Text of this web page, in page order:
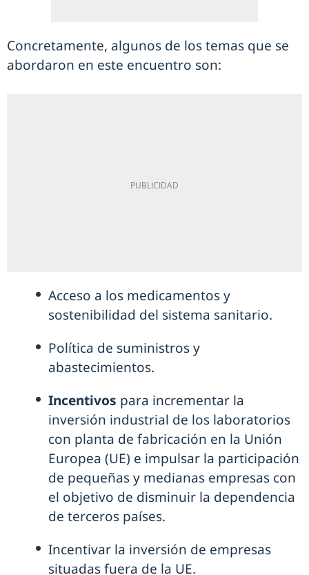
Concretamente, algunos de los temas que se
abordaron en este encuentro son:
Acceso a los medicamentos y
sostenibilidad del sistema sanitario.
Política de suministros y
abastecimientos.
Incentivos para incrementar la
inversión industrial de los laboratorios
con planta de fabricación en la Unión
Europea (UE) e impulsar la participación
de pequeñas y medianas empresas con
el objetivo de disminuir la dependencia
de terceros países.
Incentivar la inversión de empresas
situadas fuera de la UE.